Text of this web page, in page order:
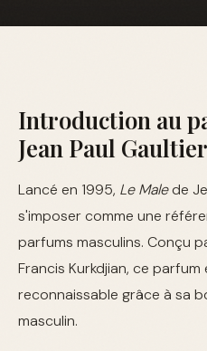
Introduction au
Jean Paul Gaultier
Lancé en 1995, Le Malede
s'imposer comme une
parfums masculins. Conçu
Francis Kurkdjian, ce
reconnaissable grâce à sa
masculin.